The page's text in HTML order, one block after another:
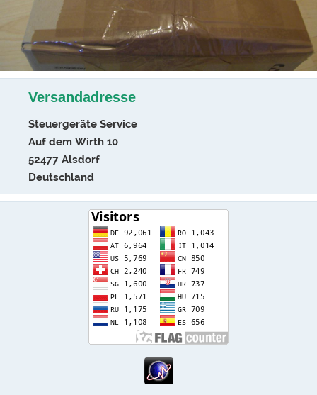
Versandadresse
Steuergeräte Service
Auf dem Wirth 10
52477 Alsdorf
Deutschland